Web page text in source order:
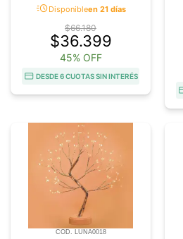
acuteDisponibleen 21 días
$66.180
$36.399
45% OFF
DESDE 6 CUOTAS SIN INTERÉS
COD. LUNA0018